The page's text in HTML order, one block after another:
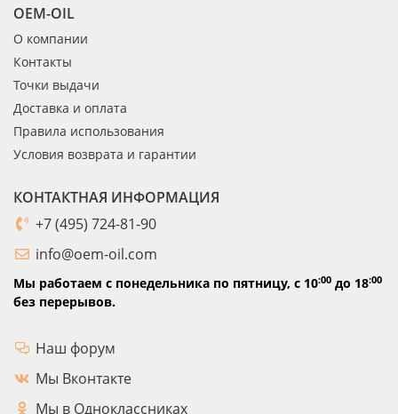
OEM-OIL
О компании
Контакты
Точки выдачи
Доставка и оплата
Правила использования
Условия возврата и гарантии
КОНТАКТНАЯ ИНФОРМАЦИЯ
+7 (495) 724-81-90
info@oem-oil.com
Мы работаем с понедельника по пятницу, с 10:00 до 18:00
без перерывов.
Наш форум
Мы Вконтакте
Мы в Одноклассниках